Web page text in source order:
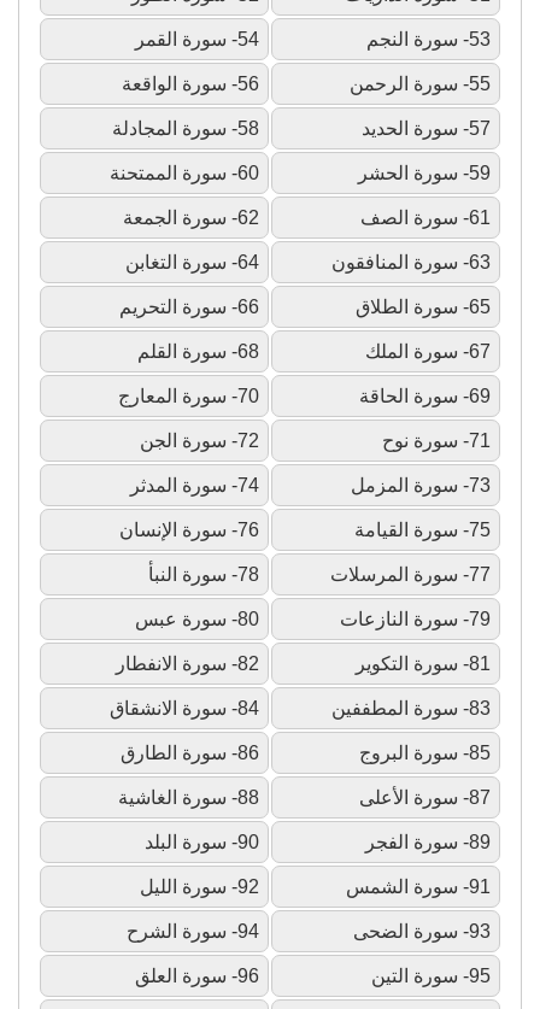
53- سورة النجم 54- سورة القمر
55- سورة الرحمن 56- سورة الواقعة
57- سورة الحديد 58- سورة المجادلة
59- سورة الحشر 60- سورة الممتحنة
61- سورة الصف 62- سورة الجمعة
63- سورة المنافقون 64- سورة التغابن
65- سورة الطلاق 66- سورة التحريم
67- سورة الملك 68- سورة القلم
69- سورة الحاقة 70- سورة المعارج
71- سورة نوح 72- سورة الجن
73- سورة المزمل 74- سورة المدثر
75- سورة القيامة 76- سورة الإنسان
77- سورة المرسلات 78- سورة النبأ
79- سورة النازعات 80- سورة عبس
81- سورة التكوير 82- سورة الانفطار
83- سورة المطففين 84- سورة الانشقاق
85- سورة البروج 86- سورة الطارق
87- سورة الأعلى 88- سورة الغاشية
89- سورة الفجر 90- سورة البلد
91- سورة الشمس 92- سورة الليل
93- سورة الضحى 94- سورة الشرح
95- سورة التين 96- سورة العلق